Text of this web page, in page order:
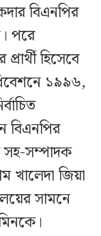
বিএনপির
পরে
হিসেবে
১৯৯৬,
বিএনপির
সহ-সম্পাদক
খালেদা জিয়া
সামনে